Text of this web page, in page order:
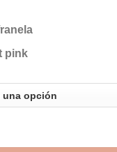
pink
- Hot pink cantidad